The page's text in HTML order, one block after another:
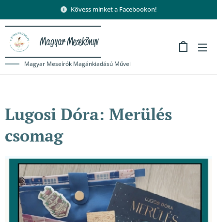
Kövess minket a Facebookon!
Magyar Mesekönyv
Magyar Meseírók Magánkiadású Művei
Lugosi Dóra: Merülés
csomag